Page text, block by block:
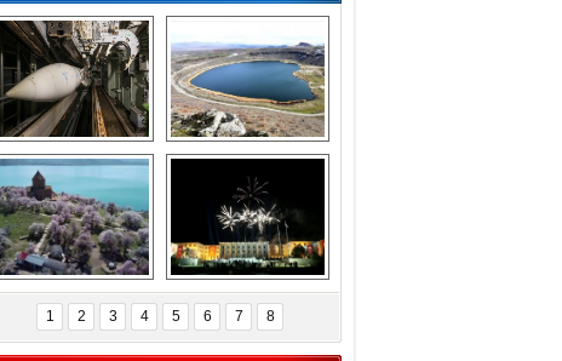
Askeri gemi
mezarlığındaki terk
edilmiş gemilerin
etkileyici
görüntüleri
Kapadokya'nın
ilkbaharda bir başka
güzel
Ziyaretçisiz kalan
Akdamar Adası
badem çiçekleri ile
görsel bir güzellik
Haftanın
fotoğrafları
1 2 3 4 5 6 7 8